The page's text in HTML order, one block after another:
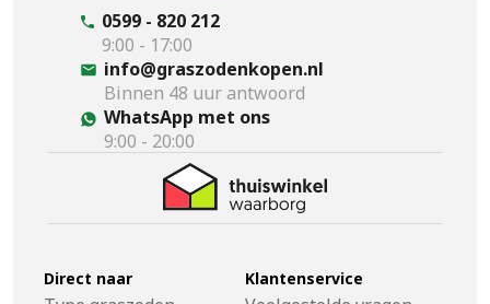
0599 - 820 212
9:00 - 17:00
info@graszodenkopen.nl
Binnen 48 uur antwoord
WhatsApp met ons
9:00 - 20:00
Direct naar Klantenservice